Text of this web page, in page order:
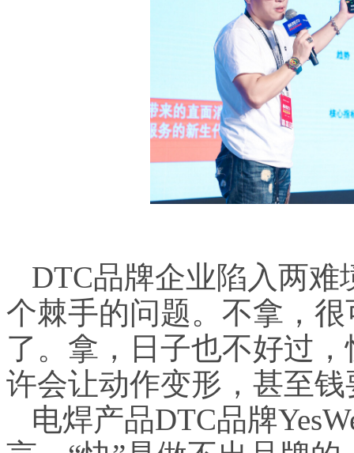
DTC品牌企业陷入两难
个棘手的问题。不拿，
了。拿，日子也不好过
许会让动作变形，甚至
电焊产品DTC品牌